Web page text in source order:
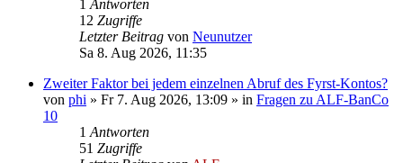
1 Antworten
12 Zugriffe
Letzter Beitrag von Neunutzer
Sa 8. Aug 2026, 11:35
Zweiter Faktor bei jedem einzelnen Abruf des Fyrst-Kontos?
von phi » Fr 7. Aug 2026, 13:09 » in Fragen zu ALF-BanCo
10
1 Antworten
51 Zugriffe